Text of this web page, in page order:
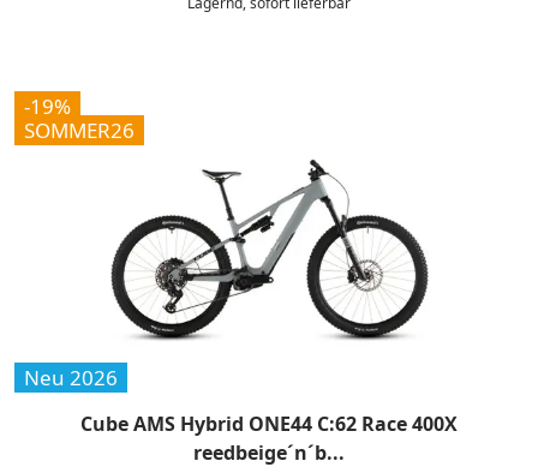
-19%
SOMMER26
Neu 2026
Cube AMS Hybrid ONE44 C:62 Race 400X
reedbeige´n´b...